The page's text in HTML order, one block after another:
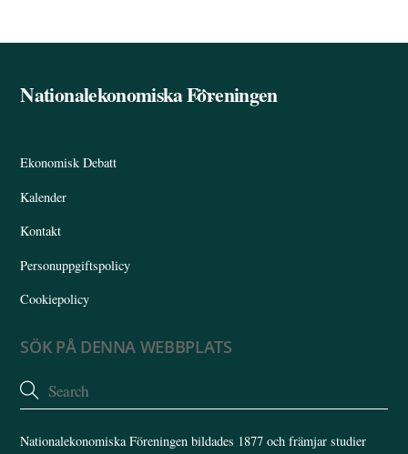
Back
Nationalekonomiska Föreningen
Ekonomisk Debatt
Kalender
Kontakt
Personuppgiftspolicy
Cookiepolicy
SÖK PÅ DENNA WEBBPLATS
Nationalekonomiska Föreningen bildades 1877 och främjar studier